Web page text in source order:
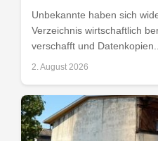
Unbekannte haben sich
Verzeichnis wirtschaftlich
verschafft und Datenkopien...
2. August 2026